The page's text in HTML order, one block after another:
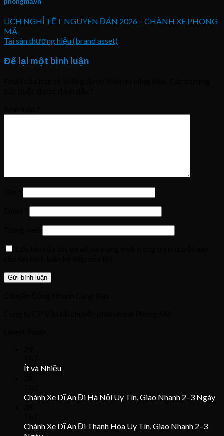
LỊCH NGHỈ TẾT NGUYÊN ĐÁN 2026 – CHÀNH XE PHONG
MÃ
Tài sàn thương hiệu (brand asset)
Để lại một bình luận
Ít và Nhiều
Chành Xe Dĩ An Đi Hà Nội Uy Tín, Giao Nhanh 2–3 Ngày
Chành Xe Dĩ An Đi Thanh Hóa Uy Tín, Giao Nhanh 2–3